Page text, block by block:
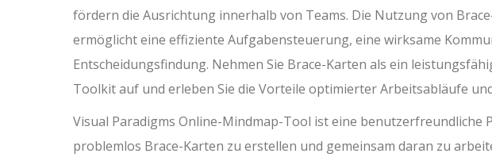
fördern die Ausrichtung innerhalb von Teams. Die Nutzung von
ermöglicht eine effiziente Aufgabensteuerung, eine wirksame
Entscheidungsfindung. Nehmen Sie Brace-Karten als ein
Toolkit auf und erleben Sie die Vorteile optimierter Arbeitsabläufe
Visual Paradigms Online-Mindmap-Tool ist eine
problemlos Brace-Karten zu erstellen und gemeinsam daran zu